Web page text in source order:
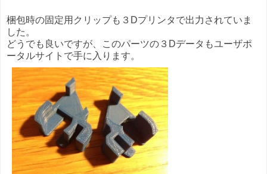
梱包時の固定用クリップも３Dプリンタで出力されていま
した。
どうでも良いですが、このパーツの３Dデータもユーザポ
ータルサイトで手に入ります。